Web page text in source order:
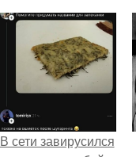
В сети завирусился